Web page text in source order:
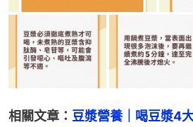
相關文章： 豆漿營養｜喝豆漿4